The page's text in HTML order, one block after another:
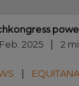
2025
2
EQUITANA